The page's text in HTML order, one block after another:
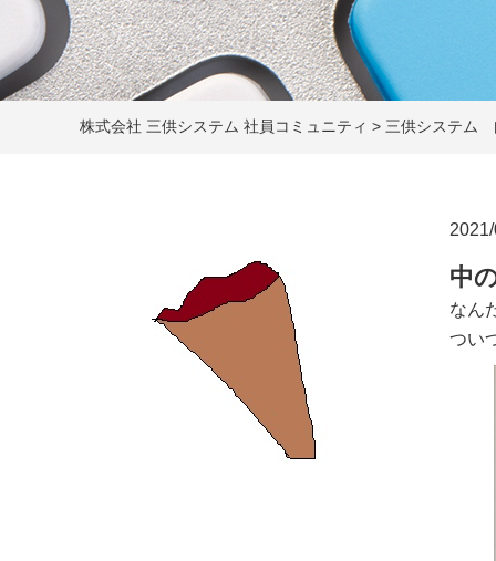
株式会社 三供システム 社員コミュニティ > 三供システム
中
なん
つい